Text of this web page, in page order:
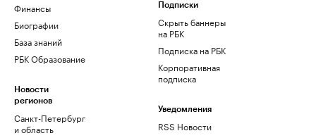
Финансы
Биографии
База знаний
РБК Образование
Новости
регионов
Санкт-Петербург
и область
Подписки
Скрыть баннеры
на РБК
Подписка на РБК
Корпоративная
подписка
Уведомления
RSS Новости